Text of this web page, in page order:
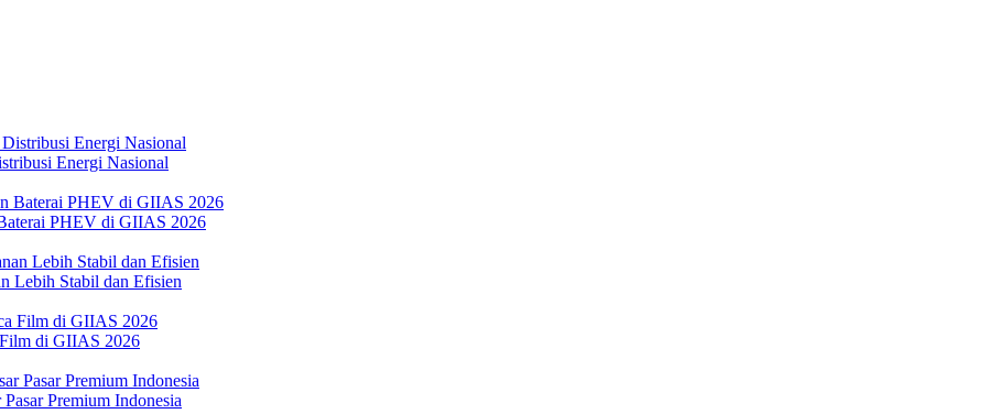
Energi Nasional
PHEV di GIIAS 2026
Lebih Stabil dan Efisien
di GIIAS 2026
Premium Indonesia